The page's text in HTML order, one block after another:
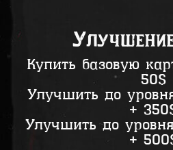
Купить базовую
50$
Улучшить до
+
Улучшить до
+